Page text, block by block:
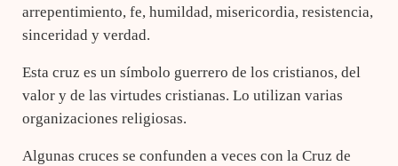
arrepentimiento, fe, humildad, misericordia, resistencia,
sinceridad y verdad.
Esta cruz es un símbolo guerrero de los cristianos, del
valor y de las virtudes cristianas. Lo utilizan varias
organizaciones religiosas.
Algunas cruces se confunden a veces con la Cruz de